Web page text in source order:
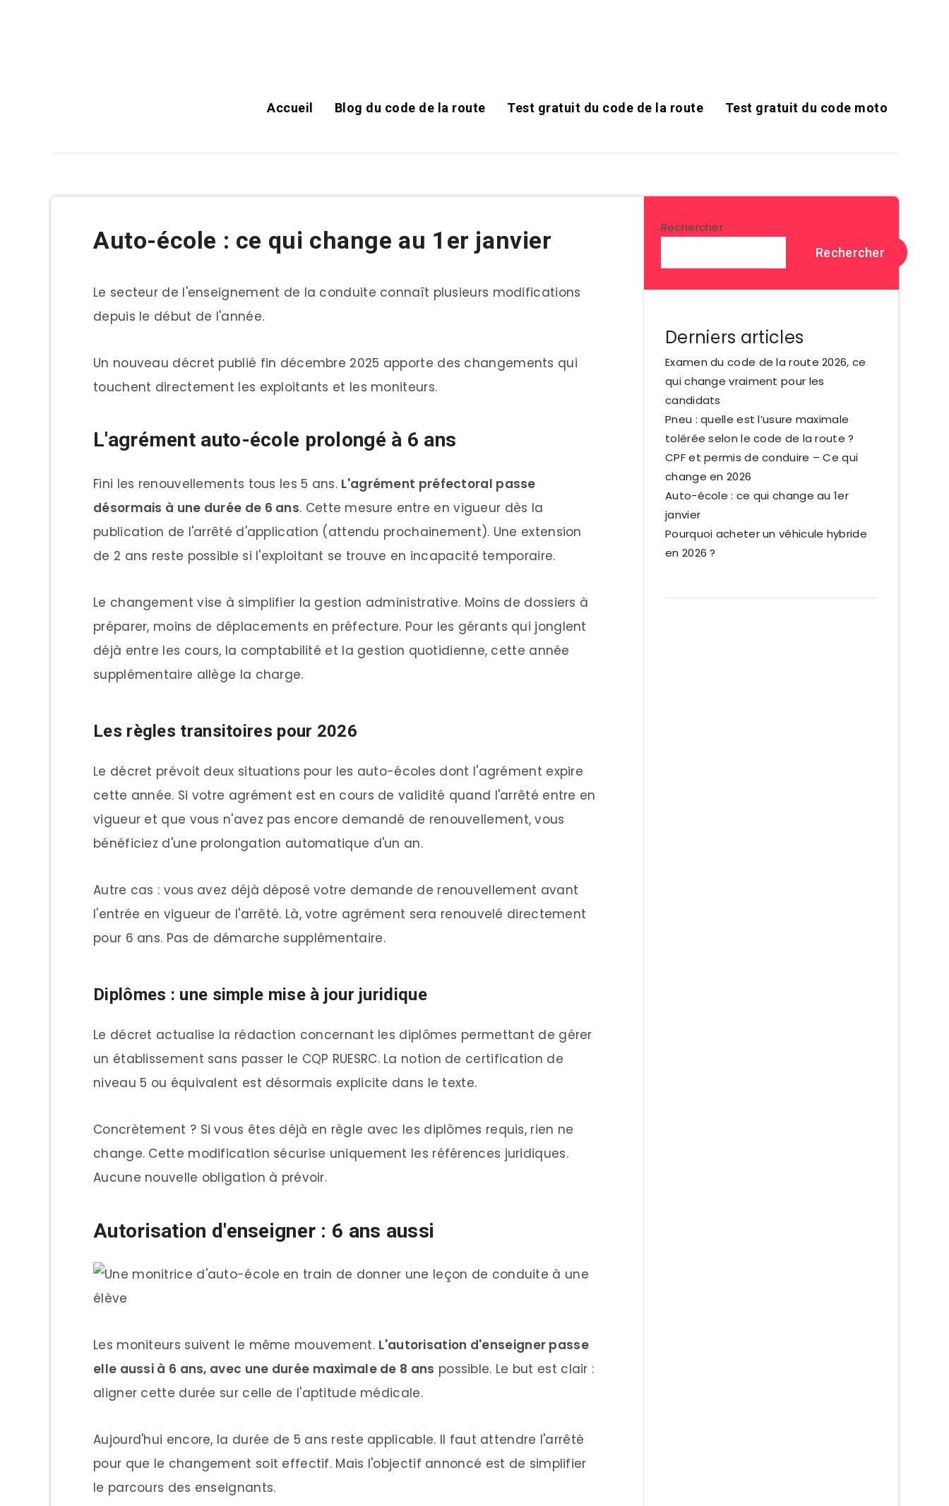
Accueil Blog du code de la route Test gratuit du code de la route Test gratuit du code moto
Auto-école : ce qui change au 1er janvier
Le secteur de l'enseignement de la conduite connaît plusieurs modifications
depuis le début de l'année.
Un nouveau décret publié fin décembre 2025 apporte des changements qui
touchent directement les exploitants et les moniteurs.
L'agrément auto-école prolongé à 6 ans
Fini les renouvellements tous les 5 ans. L'agrément préfectoral passe
désormais à une durée de 6 ans. Cette mesure entre en vigueur dès la
publication de l'arrêté d'application (attendu prochainement). Une extension
de 2 ans reste possible si l'exploitant se trouve en incapacité temporaire.
Le changement vise à simplifier la gestion administrative. Moins de dossiers à
préparer, moins de déplacements en préfecture. Pour les gérants qui jonglent
déjà entre les cours, la comptabilité et la gestion quotidienne, cette année
supplémentaire allège la charge.
Les règles transitoires pour 2026
Le décret prévoit deux situations pour les auto-écoles dont l'agrément expire
cette année. Si votre agrément est en cours de validité quand l'arrêté entre en
vigueur et que vous n'avez pas encore demandé de renouvellement, vous
bénéficiez d'une prolongation automatique d'un an.
Autre cas : vous avez déjà déposé votre demande de renouvellement avant
l'entrée en vigueur de l'arrêté. Là, votre agrément sera renouvelé directement
pour 6 ans. Pas de démarche supplémentaire.
Diplômes : une simple mise à jour juridique
Le décret actualise la rédaction concernant les diplômes permettant de gérer
un établissement sans passer le CQP RUESRC. La notion de certification de
niveau 5 ou équivalent est désormais explicite dans le texte.
Concrètement ? Si vous êtes déjà en règle avec les diplômes requis, rien ne
change. Cette modification sécurise uniquement les références juridiques.
Aucune nouvelle obligation à prévoir.
Autorisation d'enseigner : 6 ans aussi
Les moniteurs suivent le même mouvement. L'autorisation d'enseigner passe
elle aussi à 6 ans, avec une durée maximale de 8 ans possible. Le but est clair :
aligner cette durée sur celle de l'aptitude médicale.
Aujourd'hui encore, la durée de 5 ans reste applicable. Il faut attendre l'arrêté
pour que le changement soit effectif. Mais l'objectif annoncé est de simplifier
le parcours des enseignants.
Rechercher
Rechercher
Derniers articles
Examen du code de la route 2026, ce
qui change vraiment pour les
candidats
Pneu : quelle est l’usure maximale
tolérée selon le code de la route ?
CPF et permis de conduire – Ce qui
change en 2026
Auto-école : ce qui change au 1er
janvier
Pourquoi acheter un véhicule hybride
en 2026 ?